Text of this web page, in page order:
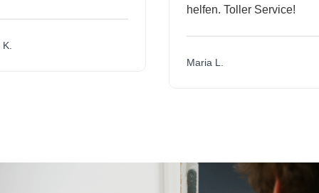
helfen. Toller Service!
Maria L.